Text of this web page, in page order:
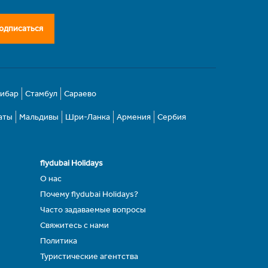
Стамбул Сараево
Мальдивы Шри-Ланка Армения Сербия
flydubai Holidays
О нас
Почему flydubai Holidays?
Часто задаваемые вопросы
Свяжитесь с нами
Политика
Туристические агентства